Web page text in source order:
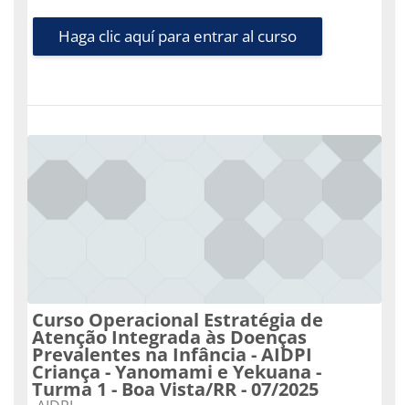
Haga clic aquí para entrar al curso
Curso Operacional Estratégia de
Atenção Integrada às Doenças
Prevalentes na Infância - AIDPI
Criança - Yanomami e Yekuana -
Turma 1 - Boa Vista/RR - 07/2025